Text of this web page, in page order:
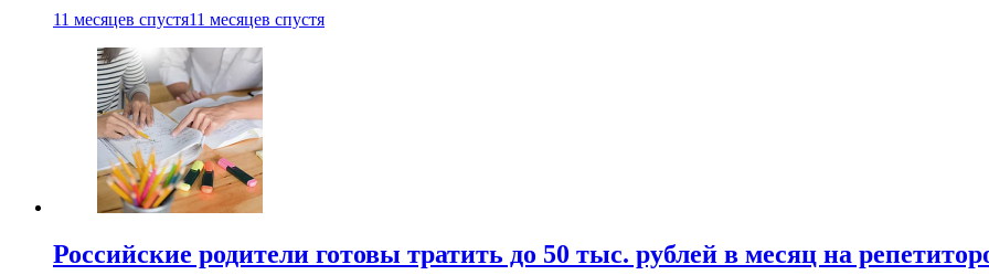
11 месяцев спустя11 месяцев спустя
Российские родители готовы тратить до 50 тыс. рублей в месяц на